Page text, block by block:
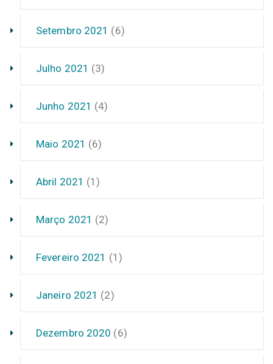
Setembro 2021 (6)
Julho 2021 (3)
Junho 2021 (4)
Maio 2021 (6)
Abril 2021 (1)
Março 2021 (2)
Fevereiro 2021 (1)
Janeiro 2021 (2)
Dezembro 2020 (6)